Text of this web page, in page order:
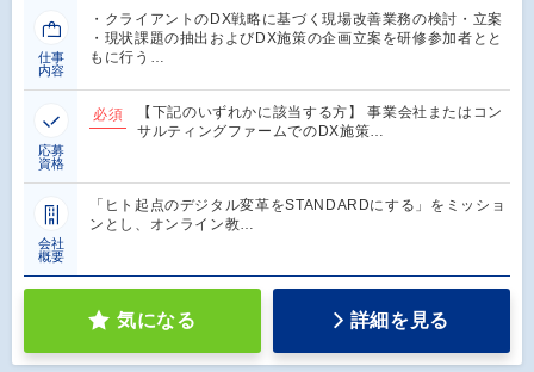
仕事
内容
・クライアントのDX戦略に基づく現場改善業務の検討・立案
・現状課題の抽出およびDX施策の企画立案を研修参加者とと
もに行う…
応募
資格
必須
【下記のいずれかに該当する方】 事業会社またはコン
サルティングファームでのDX施策…
会社
概要
「ヒト起点のデジタル変革をSTANDARDにする」をミッショ
ンとし、オンライン教…
気になる 詳細を見る